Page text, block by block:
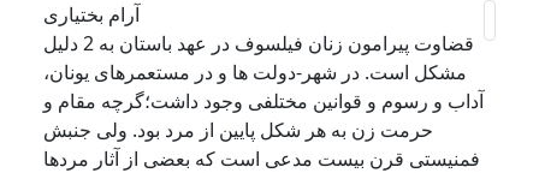
آرام بختیاری
قضاوت پیرامون زنان فیلسوف در عهد باستان به 2 دلیل
مشکل است. در شهر-دولت ها و در مستعمرهای یونان،
آداب و رسوم و قوانین مختلفی وجود داشت؛گرچه مقام و
حرمت زن به هر شکل پایین از مرد بود. ولی جنبش
فمنیستی قرن بیست مدعی است که بعضی از آثار مردها